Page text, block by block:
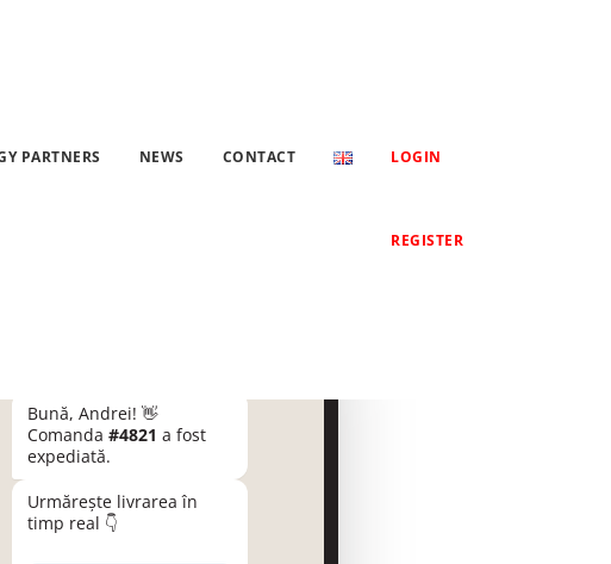
PARTNERS NEWS CONTACT LOGIN
REGISTER
Bună, Andrei! 👋
Comanda #4821 a fost
expediată.
Urmărește livrarea în
timp real 👇